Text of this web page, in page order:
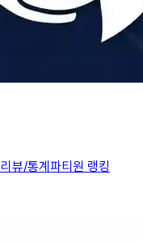
리뷰/통계파티원 랭킹